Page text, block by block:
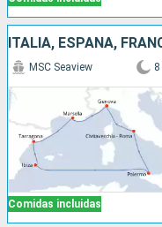
ITALIA, ESPAÑA,
Comidas incluidas
MSC Seaview 8